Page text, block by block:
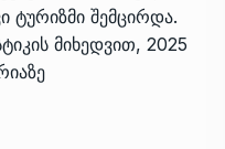
შემცირდა.
მიხედვით, 2025